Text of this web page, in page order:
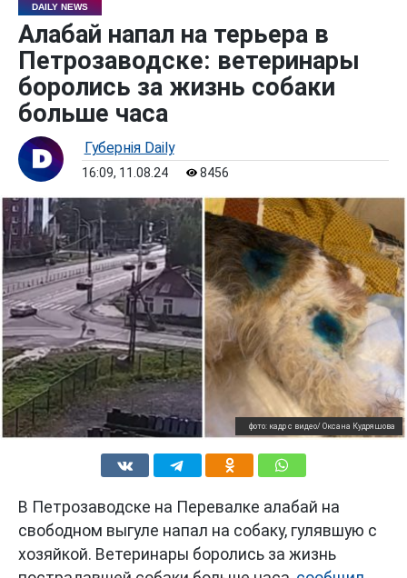
DAILY NEWS
Алабай напал на терьера в
Петрозаводске: ветеринары
боролись за жизнь собаки
больше часа
Губернiя Daily
16:09, 11.08.24 8456
фото: кадр с видео/ Оксана Кудряшова
В Петрозаводске на Перевалке алабай на
свободном выгуле напал на собаку, гулявшую с
хозяйкой. Ветеринары боролись за жизнь